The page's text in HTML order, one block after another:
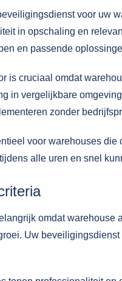
voor uw
in opschaling en
en passende
is cruciaal omdat
in vergelijkbare
zonder
voor warehouses
alle uren en snel
omdat warehouse
Uw